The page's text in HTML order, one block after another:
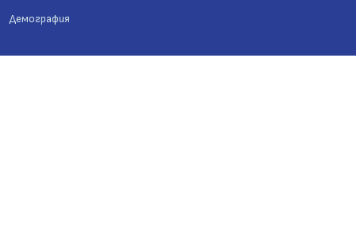
Демография